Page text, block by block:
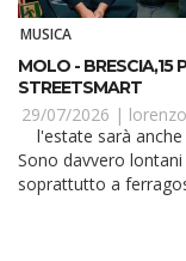
MUSICA
MOLO - BRESCIA,15
STREETSMART
29/07/2026 |
Sono davvero
soprattutto a